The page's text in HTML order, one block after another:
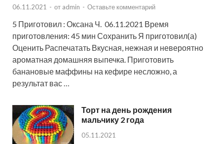
06.11.2021 - от admin - Оставьте комментарий
5 Приготовил : Оксана Ч. 06.11.2021 Время
приготовления: 45 мин Сохранить Я приготовил(а)
Оценить Распечатать Вкусная, нежная и невероятно
ароматная домашняя выпечка. Приготовить
банановые маффины на кефире несложно, а
результат вас …
Торт на день рождения
мальчику 2 года
05.11.2021